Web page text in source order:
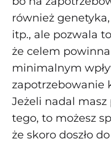
również
itp., ale pozwala
że celem
minimalnym
zapotrzebowanie
Jeżeli nadal
tego, to możesz
że skoro doszło